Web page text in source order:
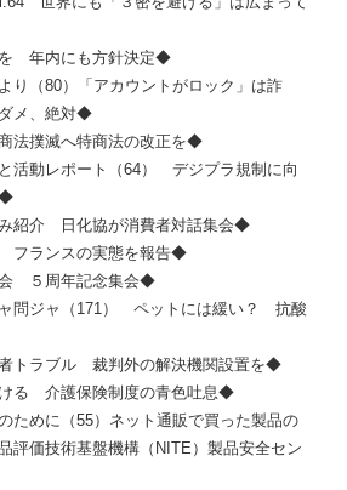
年内にも方針決定◆
り（80）「アカウントがロック」は詐
メ、絶対◆
法撲滅へ特商法の改正を◆
活動レポート（64） デジプラ規制に向
◆
紹介 日化協が消費者対話集会◆
フランスの実態を報告◆
５周年記念集会◆
問ジャ（171） ペットには緩い？ 抗酸
トラブル 裁判外の解決機関設置を◆
る 介護保険制度の青色吐息◆
ために（55）ネット通販で買った製品の
評価技術基盤機構（NITE）製品安全セン